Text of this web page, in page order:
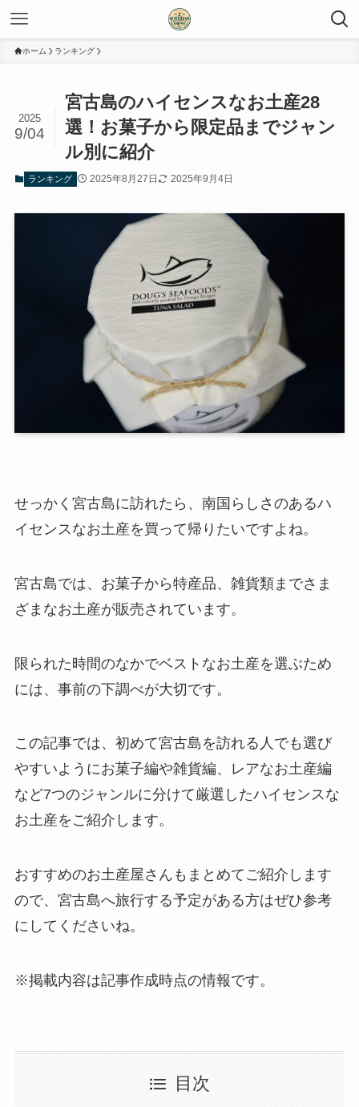
ホーム ランキング
宮古島のハイセンスなお土産28
選！お菓子から限定品までジャン
ル別に紹介
2025
9/04
ランキング 2025年8月27日 2025年9月4日
せっかく宮古島に訪れたら、南国らしさのあるハ
イセンスなお土産を買って帰りたいですよね。
宮古島では、お菓子から特産品、雑貨類までさま
ざまなお土産が販売されています。
限られた時間のなかでベストなお土産を選ぶため
には、事前の下調べが大切です。
この記事では、初めて宮古島を訪れる人でも選び
やすいようにお菓子編や雑貨編、レアなお土産編
など7つのジャンルに分けて厳選したハイセンスな
お土産をご紹介します。
おすすめのお土産屋さんもまとめてご紹介します
ので、宮古島へ旅行する予定がある方はぜひ参考
にしてくださいね。
※掲載内容は記事作成時点の情報です。
目次